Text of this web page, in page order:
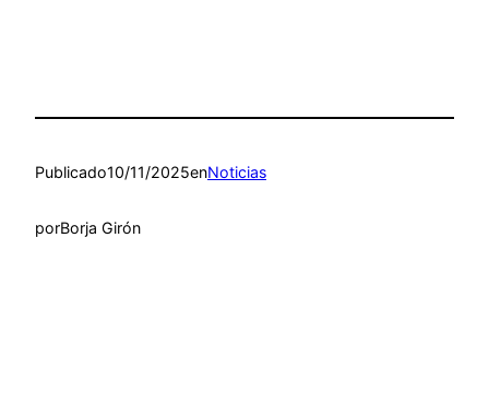
Publicado10/11/2025enNoticias
porBorja Girón